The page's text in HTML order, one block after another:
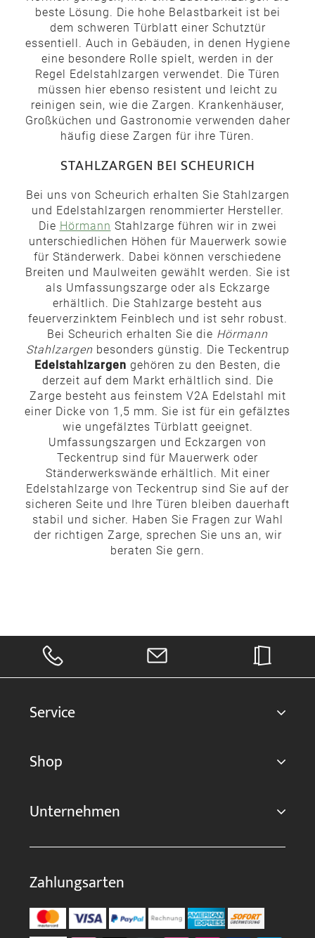
beste Lösung. Die hohe Belastbarkeit ist bei
dem schweren Türblatt einer Schutztür
essentiell. Auch in Gebäuden, in denen Hygiene
eine besondere Rolle spielt, werden in der
Regel Edelstahlzargen verwendet. Die Türen
müssen hier ebenso resistent und leicht zu
reinigen sein, wie die Zargen. Krankenhäuser,
Großküchen und Gastronomie verwenden daher
häufig diese Zargen für ihre Türen.
STAHLZARGEN BEI SCHEURICH
Bei uns von Scheurich erhalten Sie Stahlzargen
und Edelstahlzargen renommierter Hersteller.
Die Hörmann Stahlzarge führen wir in zwei
unterschiedlichen Höhen für Mauerwerk sowie
für Ständerwerk. Dabei können verschiedene
Breiten und Maulweiten gewählt werden. Sie ist
als Umfassungszarge oder als Eckzarge
erhältlich. Die Stahlzarge besteht aus
feuerverzinktem Feinblech und ist sehr robust.
Bei Scheurich erhalten Sie die Hörmann
Stahlzargen besonders günstig. Die Teckentrup
Edelstahlzargen gehören zu den Besten, die
derzeit auf dem Markt erhältlich sind. Die
Zarge besteht aus feinstem V2A Edelstahl mit
einer Dicke von 1,5 mm. Sie ist für ein gefälztes
wie ungefälztes Türblatt geeignet.
Umfassungszargen und Eckzargen von
Teckentrup sind für Mauerwerk oder
Ständerwerkswände erhältlich. Mit einer
Edelstahlzarge von Teckentrup sind Sie auf der
sicheren Seite und Ihre Türen bleiben dauerhaft
stabil und sicher. Haben Sie Fragen zur Wahl
der richtigen Zarge, sprechen Sie uns an, wir
beraten Sie gern.
Service
Shop
Unternehmen
Zahlungsarten